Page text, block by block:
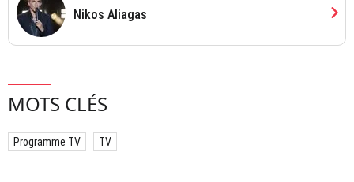
Nikos Aliagas chevron_right
MOTS CLÉS
Programme TV TV